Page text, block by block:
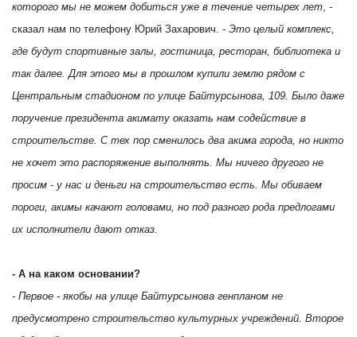
которого мы не можем добиться уже в течение четырех лет, -
сказал нам по телефону Юрий Захарович. - Это целый комплекс,
где будут спортивные залы, гостиница, ресторан, библиотека и
так далее. Для этого мы в прошлом купили землю рядом с
Центральным стадионом по улице Байтурсынова, 109. Было даже
поручение президента акимату оказать нам содействие в
строительстве. С тех пор сменилось два акима города, но никто
не хочет это распоряжение выполнять. Мы ничего другого не
просим - у нас и деньги на строительство есть. Мы обиваем
пороги, акимы качают головами, но под разного рода предлогами
их исполнители дают отказ.
- А на каком основании?
- Первое - якобы на улице Байтурсынова генпланом не
предусмотрено строительство культурных учреждений. Второе